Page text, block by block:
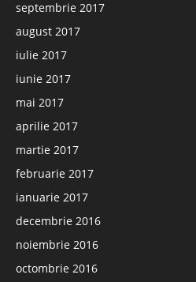
septembrie 2017
august 2017
iulie 2017
iunie 2017
mai 2017
aprilie 2017
martie 2017
februarie 2017
ianuarie 2017
decembrie 2016
noiembrie 2016
octombrie 2016